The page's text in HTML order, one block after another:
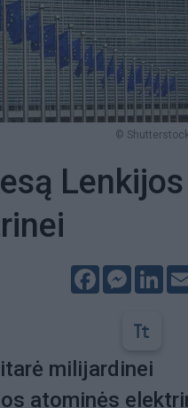
©
Lenkijos
Facebook
milijardinei
atominės